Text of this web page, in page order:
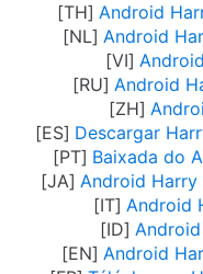
Android
Android
Android
Descargar
Baixada do
Android Harry
Android
Android